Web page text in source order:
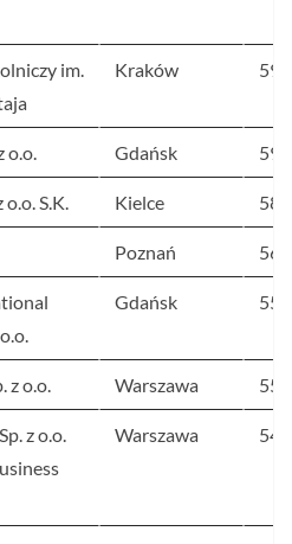
im.
Kraków 59
o.o. Gdańsk 59
S.K. Kielce 58
Poznań 56
Gdańsk 55
z o.o. Warszawa 55
z o.o.
Warszawa 54